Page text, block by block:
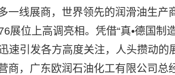
一线展商，世界领先的润滑油生产
展位上高调亮相。凭借“真•德国制
速引发各方高度关注，人头攒动
商，广东欧润石油化工有限公司